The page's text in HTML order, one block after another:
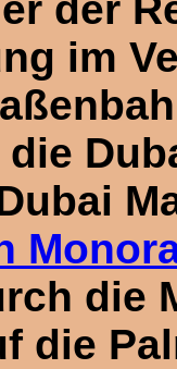
im
die
die